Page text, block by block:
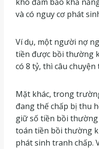
và có nguy cơ phát
Ví dụ, một người nợ
tiền được bồi thường
có 8 tỷ, thì câu
Mặt khác, trong
đang thế chấp bị thu
giữ số tiền bồi
toán tiền bồi thường
phát sinh tranh chấp.